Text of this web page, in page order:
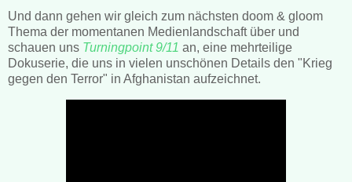
Und dann gehen wir gleich zum nächsten doom & gloom
Thema der momentanen Medienlandschaft über und
schauen uns Turningpoint 9/11 an, eine mehrteilige
Dokuserie, die uns in vielen unschönen Details den "Krieg
gegen den Terror" in Afghanistan aufzeichnet.